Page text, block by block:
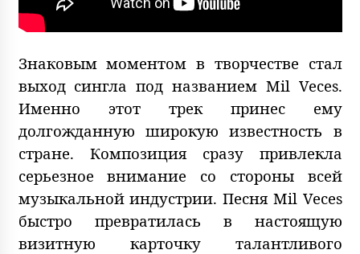
Знаковым моментом в творчестве стал
выход сингла под названием Mil Veces.
Именно этот трек принес ему
долгожданную широкую известность в
стране. Композиция сразу привлекла
серьезное внимание со стороны всей
музыкальной индустрии. Песня Mil Veces
быстро превратилась в настоящую
визитную карточку талантливого